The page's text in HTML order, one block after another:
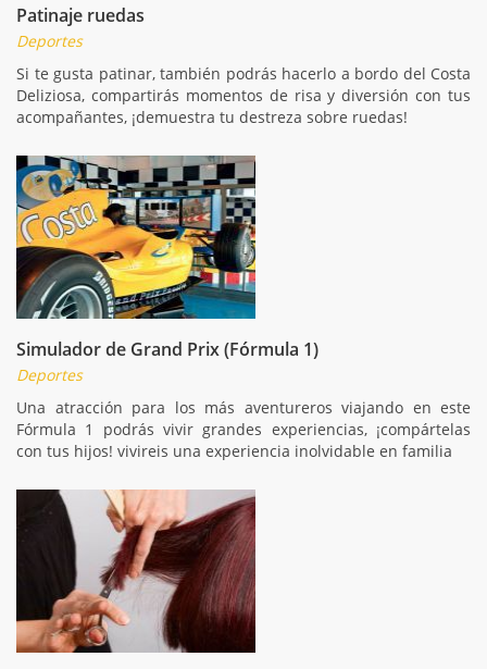
Patinaje ruedas
Deportes
Si te gusta patinar, también podrás hacerlo a bordo del Costa
Deliziosa, compartirás momentos de risa y diversión con tus
acompañantes, ¡demuestra tu destreza sobre ruedas!
Simulador de Grand Prix (Fórmula 1)
Deportes
Una atracción para los más aventureros viajando en este
Fórmula 1 podrás vivir grandes experiencias, ¡compártelas
con tus hijos! vivireis una experiencia inolvidable en familia